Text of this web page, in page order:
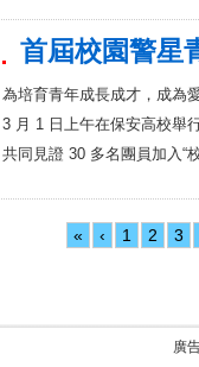
首屆校園警星
為培育青年成長成才，成為
3 月 1 日上午在保安高校舉
共同見證 30 多名團員加入“
« ‹ 1 2 3
廣